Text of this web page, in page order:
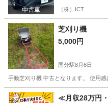
（株）ICT
芝刈り機
5,000円
国分駅8月6日
手動芝刈り機 中古となります。 使用
鹿児島 霧島市 国分駅 家
≪月収28万円